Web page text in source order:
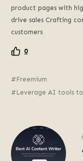
product pages with
drive sales Crafting
customers
0
Freemium
Leverage AI tools